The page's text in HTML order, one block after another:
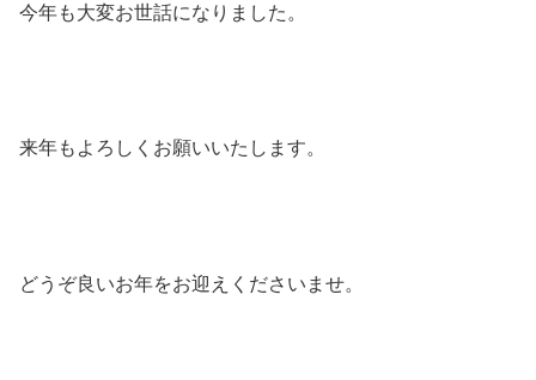
今年も大変お世話になりました。
来年もよろしくお願いいたします。
どうぞ良いお年をお迎えくださいませ。